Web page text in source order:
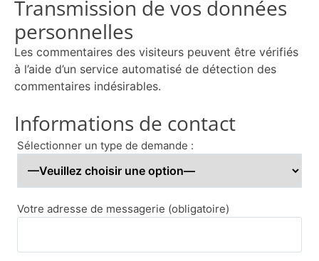
Transmission de vos données
personnelles
Les commentaires des visiteurs peuvent être vérifiés
à l’aide d’un service automatisé de détection des
commentaires indésirables.
Informations de contact
Sélectionner un type de demande :
Votre adresse de messagerie (obligatoire)